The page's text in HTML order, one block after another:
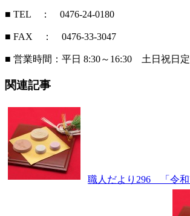
■ TEL ： 0476-24-0180
■ FAX ： 0476-33-3047
■ 営業時間：平日 8:30～16:30 土日祝日
関連記事
職人だより296 「令